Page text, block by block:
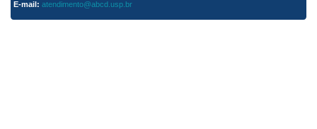
E-mail: atendimento@abcd.usp.br